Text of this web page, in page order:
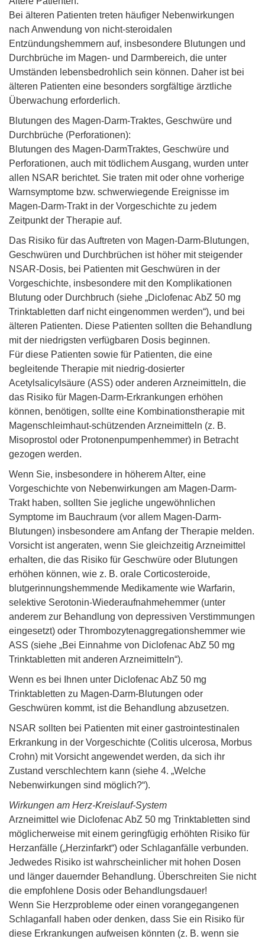
Bei älteren Patienten treten häufiger Nebenwirkungen
nach Anwendung von nicht-steroidalen
Entzündungshemmern auf, insbesondere Blutungen und
Durchbrüche im Magen- und Darmbereich, die unter
Umständen lebensbedrohlich sein können. Daher ist bei
älteren Patienten eine besonders sorgfältige ärztliche
Überwachung erforderlich.
Blutungen des Magen-Darm-Traktes, Geschwüre und
Durchbrüche (Perforationen):
Blutungen des Magen-DarmTraktes, Geschwüre und
Perforationen, auch mit tödlichem Ausgang, wurden unter
allen NSAR berichtet. Sie traten mit oder ohne vorherige
Warnsymptome bzw. schwerwiegende Ereignisse im
Magen-Darm-Trakt in der Vorgeschichte zu jedem
Zeitpunkt der Therapie auf.
Das Risiko für das Auftreten von Magen-Darm-Blutungen,
Geschwüren und Durchbrüchen ist höher mit steigender
NSAR-Dosis, bei Patienten mit Geschwüren in der
Vorgeschichte, insbesondere mit den Komplikationen
Blutung oder Durchbruch (siehe „Diclofenac AbZ 50 mg
Trinktabletten darf nicht eingenommen werden“), und bei
älteren Patienten. Diese Patienten sollten die Behandlung
mit der niedrigsten verfügbaren Dosis beginnen.
Für diese Patienten sowie für Patienten, die eine
begleitende Therapie mit niedrig-dosierter
Acetylsalicylsäure (ASS) oder anderen Arzneimitteln, die
das Risiko für Magen-Darm-Erkrankungen erhöhen
können, benötigen, sollte eine Kombinationstherapie mit
Magenschleimhaut-schützenden Arzneimitteln (z. B.
Misoprostol oder Protonenpumpenhemmer) in Betracht
gezogen werden.
Wenn Sie, insbesondere in höherem Alter, eine
Vorgeschichte von Nebenwirkungen am Magen-Darm-
Trakt haben, sollten Sie jegliche ungewöhnlichen
Symptome im Bauchraum (vor allem Magen-Darm-
Blutungen) insbesondere am Anfang der Therapie melden.
Vorsicht ist angeraten, wenn Sie gleichzeitig Arzneimittel
erhalten, die das Risiko für Geschwüre oder Blutungen
erhöhen können, wie z. B. orale Corticosteroide,
blutgerinnungshemmende Medikamente wie Warfarin,
selektive Serotonin-Wiederaufnahmehemmer (unter
anderem zur Behandlung von depressiven Verstimmungen
eingesetzt) oder Thrombozytenaggregationshemmer wie
ASS (siehe „Bei Einnahme von Diclofenac AbZ 50 mg
Trinktabletten mit anderen Arzneimitteln“).
Wenn es bei Ihnen unter Diclofenac AbZ 50 mg
Trinktabletten zu Magen-Darm-Blutungen oder
Geschwüren kommt, ist die Behandlung abzusetzen.
NSAR sollten bei Patienten mit einer gastrointestinalen
Erkrankung in der Vorgeschichte (Colitis ulcerosa, Morbus
Crohn) mit Vorsicht angewendet werden, da sich ihr
Zustand verschlechtern kann (siehe 4. „Welche
Nebenwirkungen sind möglich?“).
Wirkungen am Herz-Kreislauf-System
Arzneimittel wie Diclofenac AbZ 50 mg Trinktabletten sind
möglicherweise mit einem geringfügig erhöhten Risiko für
Herzanfälle („Herzinfarkt“) oder Schlaganfälle verbunden.
Jedwedes Risiko ist wahrscheinlicher mit hohen Dosen
und länger dauernder Behandlung. Überschreiten Sie nicht
die empfohlene Dosis oder Behandlungsdauer!
Wenn Sie Herzprobleme oder einen vorangegangenen
Schlaganfall haben oder denken, dass Sie ein Risiko für
diese Erkrankungen aufweisen könnten (z. B. wenn sie